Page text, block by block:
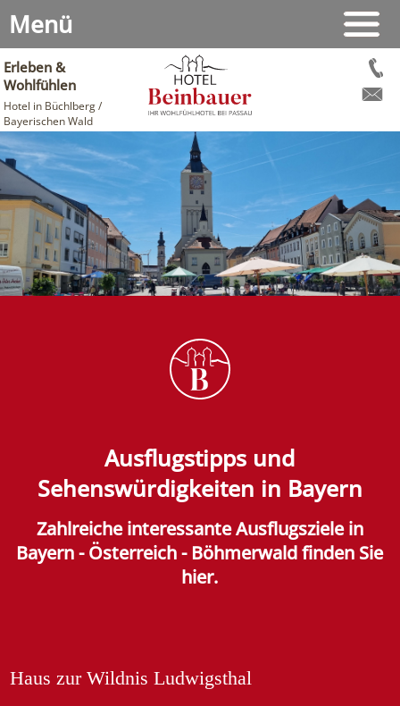
Erleben &
Wohlfühlen
Hotel in Büchlberg /
Bayerischen Wald
Menü
Ausflugstipps und
Sehenswürdigkeiten in Bayern
Zahlreiche interessante Ausflugsziele in
Bayern - Österreich - Böhmerwald finden Sie
hier.
Haus zur Wildnis Ludwigsthal